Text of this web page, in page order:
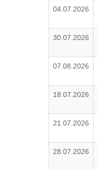
04.07.2026
30.07.2026
07.08.2026
18.07.2026
21.07.2026
28.07.2026